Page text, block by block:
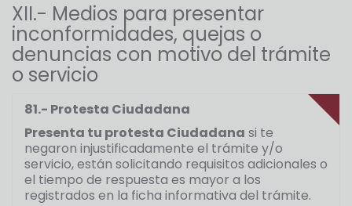
XII.- Medios para presentar
inconformidades, quejas o
denuncias con motivo del trámite
o servicio
81.- Protesta Ciudadana
Presenta tu protesta Ciudadana si te
negaron injustificadamente el trámite y/o
servicio, están solicitando requisitos adicionales o
el tiempo de respuesta es mayor a los
registrados en la ficha informativa del trámite.